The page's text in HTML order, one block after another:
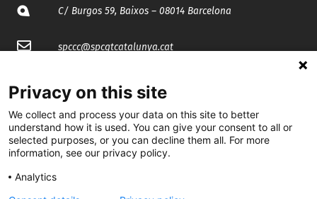
C/ Burgos 59, Baixos – 08014 Barcelona
spccc@spcgtcatalunya.cat
@CGTCatalunya
cgtcatalunya
CGTCatalunya
Privacy on this site
We collect and process your data on this site to better
understand how it is used. You can give your consent to all or
selected purposes, or you can decline them all. For more
information, see our privacy policy.
Analytics